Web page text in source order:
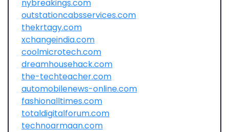
nybreakings.com
outstationcabsservices.com
thekrtagy.com
xchangeindia.com
coolmicrotech.com
dreamhousehack.com
the-techteacher.com
automobilenews-online.com
fashionalltimes.com
totaldigitalforum.com
technoarmaan.com